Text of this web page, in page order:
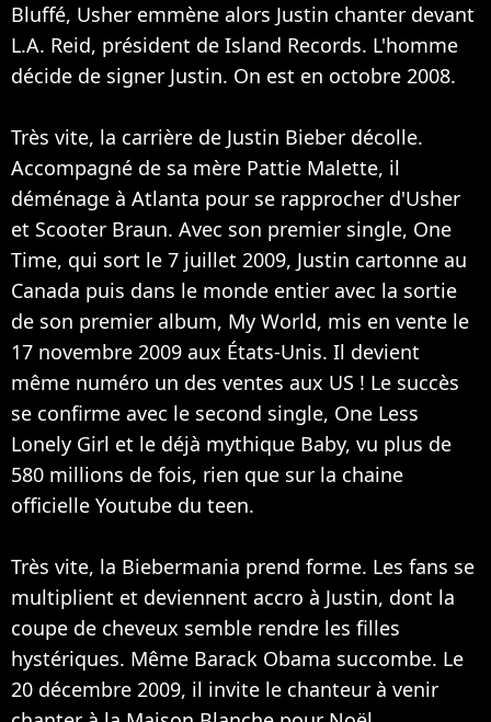
Bluffé, Usher emmène alors Justin chanter devant
L.A. Reid, président de Island Records. L'homme
décide de signer Justin. On est en octobre 2008.
Très vite, la carrière de Justin Bieber décolle.
Accompagné de sa mère Pattie Malette, il
déménage à Atlanta pour se rapprocher d'Usher
et Scooter Braun. Avec son premier single, One
Time, qui sort le 7 juillet 2009, Justin cartonne au
Canada puis dans le monde entier avec la sortie
de son premier album, My World, mis en vente le
17 novembre 2009 aux États-Unis. Il devient
même numéro un des ventes aux US ! Le succès
se confirme avec le second single, One Less
Lonely Girl et le déjà mythique Baby, vu plus de
580 millions de fois, rien que sur la chaine
officielle Youtube du teen.
Très vite, la Biebermania prend forme. Les fans se
multiplient et deviennent accro à Justin, dont la
coupe de cheveux semble rendre les filles
hystériques. Même Barack Obama succombe. Le
20 décembre 2009, il invite le chanteur à venir